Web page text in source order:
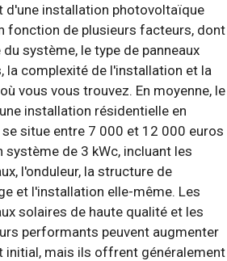
d'une installation photovoltaïque
fonction de plusieurs facteurs, dont
du système, le type de panneaux
la complexité de l'installation et la
vous vous trouvez. En moyenne, le
installation résidentielle en
se situe entre 7 000 et 12 000 euros
système de 3 kWc, incluant les
l'onduleur, la structure de
et l'installation elle-même. Les
solaires de haute qualité et les
performants peuvent augmenter
initial, mais ils offrent généralement